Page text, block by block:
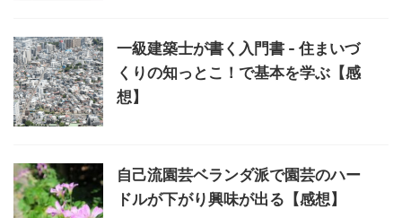
一級建築士が書く入門書 - 住まいづ
くりの知っとこ！で基本を学ぶ【感
想】
自己流園芸ベランダ派で園芸のハー
ドルが下がり興味が出る【感想】